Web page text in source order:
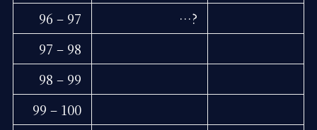
96 – 97
…?
97 – 98
98 – 99
99 – 100